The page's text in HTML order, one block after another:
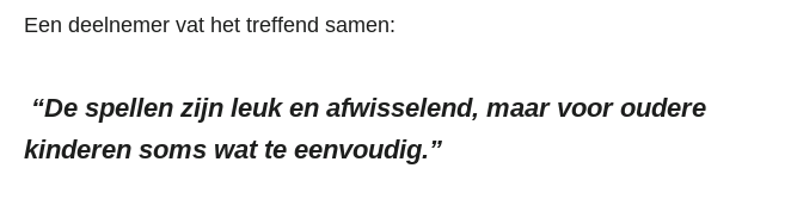
Een deelnemer vat het treffend samen:
“De spellen zijn leuk en afwisselend, maar voor oudere
kinderen soms wat te eenvoudig.”